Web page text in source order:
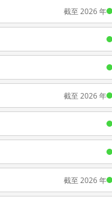
截至 2026 年
截至 2026 年
截至 2026 年